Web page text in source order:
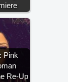
Pink
Re-Up